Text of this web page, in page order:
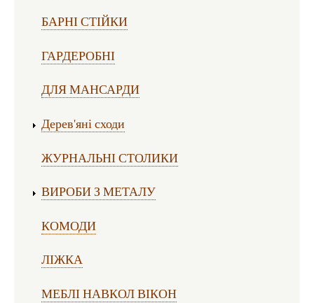
БАРНІ СТІЙКИ
ГАРДЕРОБНІ
ДЛЯ МАНСАРДИ
Дерев'яні сходи
ЖУРНАЛЬНІ СТОЛИКИ
ВИРОБИ З МЕТАЛУ
КОМОДИ
ЛІЖКА
МЕБЛІ НАВКОЛ ВІКОН